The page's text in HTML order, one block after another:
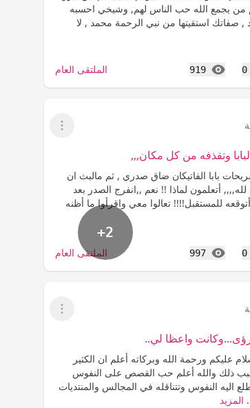
من يجمع الله حب الناس لهم, وشيخي احسبه
, صفاتك استقيتها من نبي الرحمة محمد , لا
0
919
المشاهدات الملتقى العام
عرض القائمة
وتقذفه من كل مكان,,,
بابا الفاتيكان ضاق صدري , ثم مالبث ان
أتعلمون لماذا !! نعم ,,انفرج الصدر بعد
للمستقبل!!!! تعالوا معي واقرأوا ما أظنه
+2
0
997
المشاهدات الملتقى العام
عرض القائمة
واعظا لي..
عليكم ورحمة الله وبركاته أعلم ان الكثير
ذلك والله أعلم حب القصص على النفوس
اليه النفوس وتتناقله في المجالس والمنتديات
المزيد